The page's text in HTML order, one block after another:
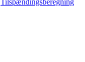
Tilspændingsberegning